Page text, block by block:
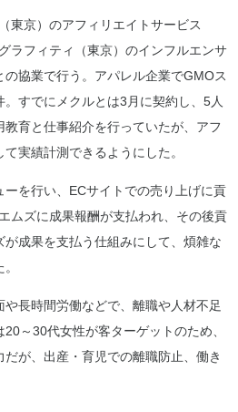
東京）のアフィリエイトサービス
ラフィティ（東京）のインフルエンサ
協業で行う。アパレル企業でGMOス
すでにメクルとは3月に契約し、5人
育と仕事紹介を行っていたが、アフ
実績計測できるようにした。
を行い、ECサイトでの売り上げに貢
ムズに成果報酬が支払われ、その後貢
成果を支払う仕組みにして、煩雑な
長時間労働などで、離職や人材不足
～30代女性が客ターゲットのため、
が、出産・育児での離職防止、働き